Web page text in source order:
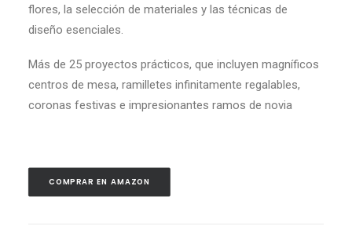
flores, la selección de materiales y las técnicas de
diseño esenciales.
Más de 25 proyectos prácticos, que incluyen magníficos
centros de mesa, ramilletes infinitamente regalables,
coronas festivas e impresionantes ramos de novia
COMPRAR EN AMAZON